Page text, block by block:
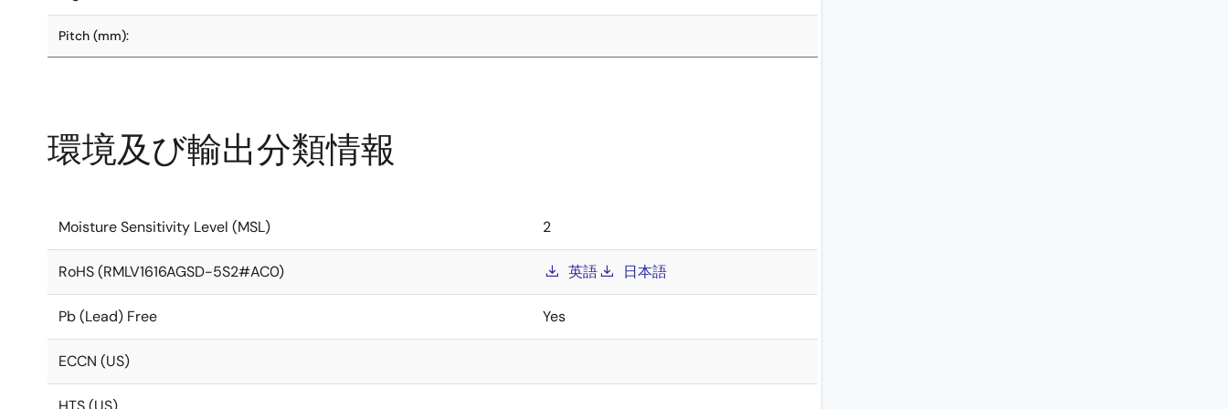
Pitch (mm):
環境及び輸出分類情報
Moisture Sensitivity Level (MSL) 2
RoHS (RMLV1616AGSD-5S2#AC0) 英語 日本語
Pb (Lead) Free Yes
ECCN (US)